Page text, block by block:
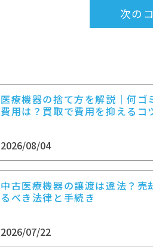
次の
医療機器の捨て方を解説｜何ゴ
費用は？買取で費用を抑えるコ
2026/08/04
中古医療機器の譲渡は違法？売
るべき法律と手続き
2026/07/22